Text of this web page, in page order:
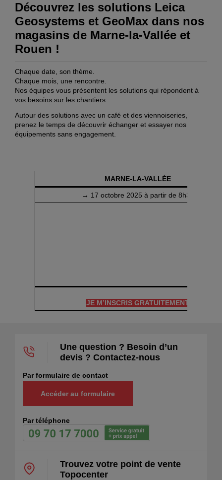
Découvrez les solutions Leica
Geosystems et GeoMax dans nos
magasins de Marne-la-Vallée et
Rouen !
Chaque date, son thème.
Chaque mois, une rencontre.
Nos équipes vous présentent les solutions qui répondent à
vos besoins sur les chantiers.
Autour des solutions avec un café et des viennoiseries,
prenez le temps de découvrir échanger et essayer nos
équipements sans engagement.
MARNE-LA-VALLÉE
→ 17 octobre 2025 à partir de 8h30
JE M’INSCRIS GRATUITEMENT
Une question ? Besoin d’un
devis ? Contactez-nous
Par formulaire de contact
Accéder au formulaire
Par téléphone
Trouvez votre point de vente
Topocenter